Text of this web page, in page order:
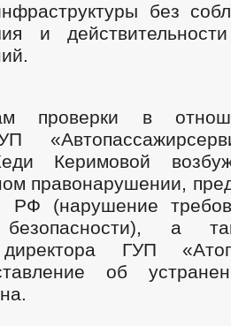
без
и
проверки в
Керимовой
правонарушении,
РФ (нарушение
безопасности), а
ГУП
об